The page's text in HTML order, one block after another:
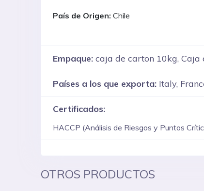
País de Origen: Chile
Empaque: caja de carton 10kg, Caja
Países a los que exporta: Italy,
Certificados:
HACCP (Análisis de Riesgos y Puntos
OTROS PRODUCTOS